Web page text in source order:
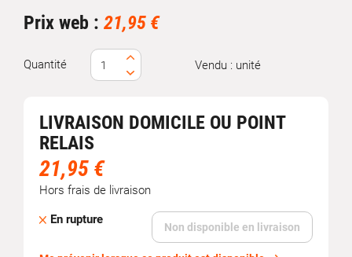
Prix web : 21,95 €
Quantité Vendu : unité
LIVRAISON DOMICILE OU POINT
RELAIS
21,95 €
Hors frais de livraison
En rupture
Non disponible en livraison